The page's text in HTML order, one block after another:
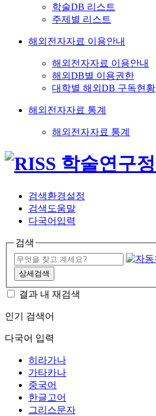
학술DB 리스트
주제별 리스트
해외전자자료 이용안내
해외전자자료 이용안내
해외DB별 이용권한
대학별 해외DB 구독현황
해외전자자료 통계
해외전자자료 통계
검색환경설정
검색도움말
다국어입력
검색
상세검색
결과 내 재검색
인기 검색어
다국어 입력
히라가나
가타카나
중국어
한글고어
그리스문자